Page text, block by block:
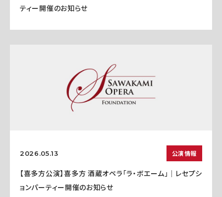
ティー開催のお知らせ
2026.05.13 公演情報
【喜多方公演】喜多方 酒蔵オペラ「ラ・ボエーム」｜レセプシ
ョンパーティー開催のお知らせ